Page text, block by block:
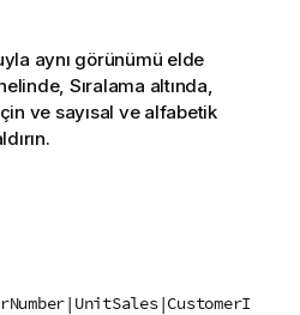
aynı görünümü elde
Sıralama altında,
ve sayısal ve alfabetik